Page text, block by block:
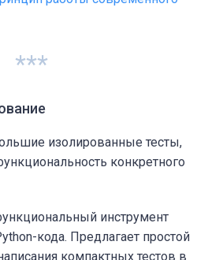
***
изолированные тесты,
конкретного
инструмент
кода. Предлагает простой
компактных тестов в